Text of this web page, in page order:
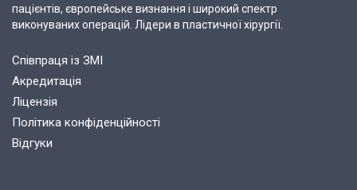
пацієнтів, європейське визнання і широкий спектр
виконуваних операцій. Лідери в пластичної хірургії.
Співпраця із ЗМІ
Акредитація
Ліцензія
Політика конфіденційності
Відгуки